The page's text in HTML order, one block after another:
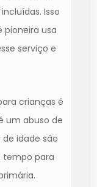
Isso
pioneira usa
serviço e
crianças é
um abuso de
idade são
tempo para